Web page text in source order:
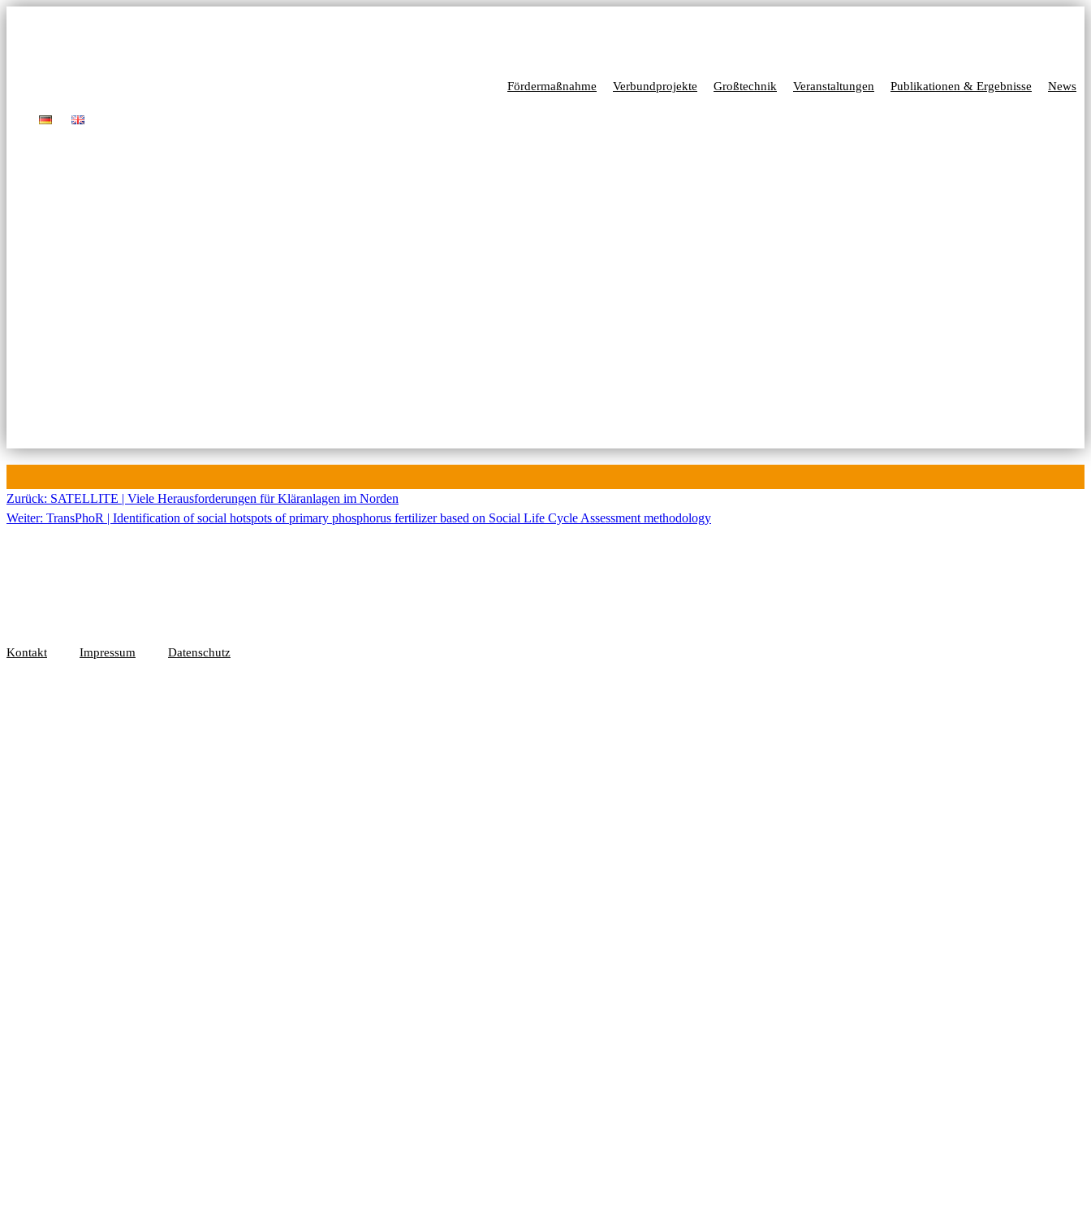
Fördermaßnahme Verbundprojekte Großtechnik Veranstaltungen Publikationen & Ergebnisse News
Beitragsnavigation
Zurück: SATELLITE | Viele Herausforderungen für Kläranlagen im Norden
Weiter: TransPhoR | Identification of social hotspots of primary phosphorus fertilizer based on Social Life Cycle Assessment methodology
Kontakt Impressum Datenschutz